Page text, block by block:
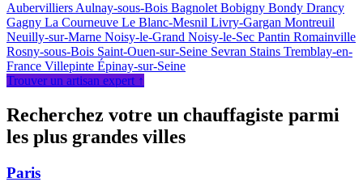
Aubervilliers Aulnay-sous-Bois Bagnolet Bobigny Bondy Drancy
Gagny La Courneuve Le Blanc-Mesnil Livry-Gargan Montreuil
Neuilly-sur-Marne Noisy-le-Grand Noisy-le-Sec Pantin Romainville
Rosny-sous-Bois Saint-Ouen-sur-Seine Sevran Stains Tremblay-en-
France Villepinte Épinay-sur-Seine
Trouver un artisan expert ↑
Recherchez votre un chauffagiste parmi
les plus grandes villes
Paris